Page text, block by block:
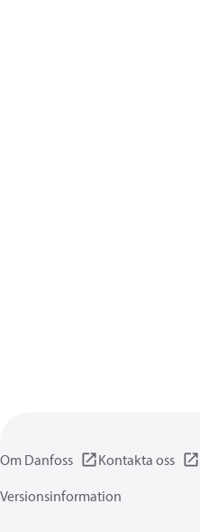
Om Danfoss
Kontakta oss
Versionsinformation